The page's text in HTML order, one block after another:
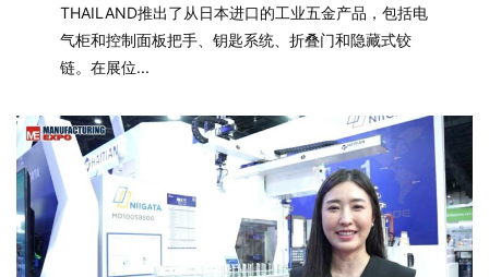
THAILAND推出了从日本进口的工业五金产品，包括电
气柜和控制面板把手、钥匙系统、折叠门和隐藏式铰
链。在展位...